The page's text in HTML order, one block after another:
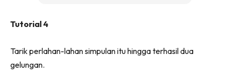
Tutorial 4
Tarik perlahan-lahan simpulan itu hingga terhasil dua
gelungan.